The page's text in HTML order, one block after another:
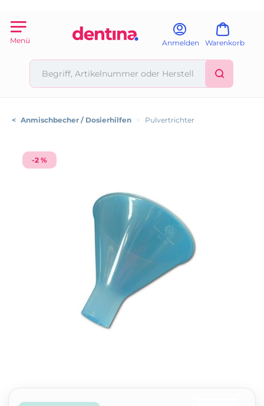
Menü Anmelden Warenkorb
< Anmischbecher / Dosierhilfen > Pulvertrichter
-2 %